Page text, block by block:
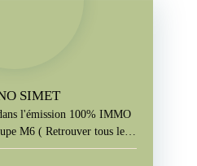
SIMET
l'émission 100% IMMO
M6 ( Retrouver tous les
W9, Paris Première, téva)